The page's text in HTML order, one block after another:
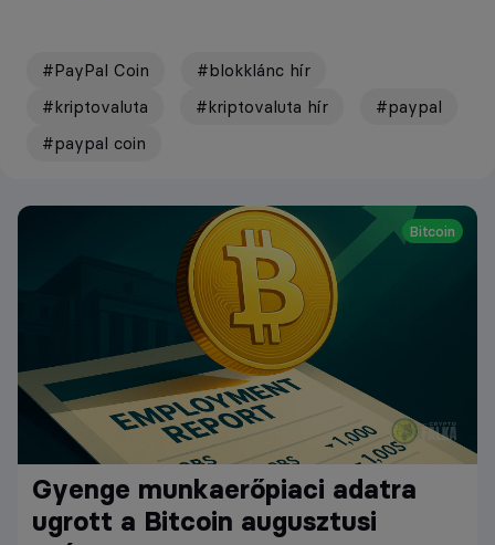
#PayPal Coin
#blokklánc hír
#kriptovaluta
#kriptovaluta hír
#paypal
#paypal coin
Bitcoin
Gyenge munkaerőpiaci adatra
ugrott a Bitcoin augusztusi